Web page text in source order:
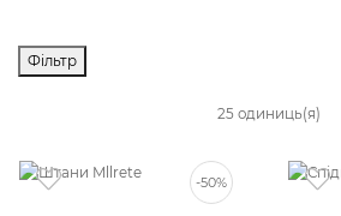
Фільтр
25 одиниць(я)
-50%